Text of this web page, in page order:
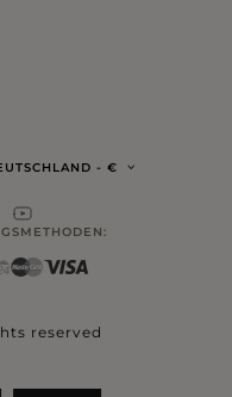
- €
reserved